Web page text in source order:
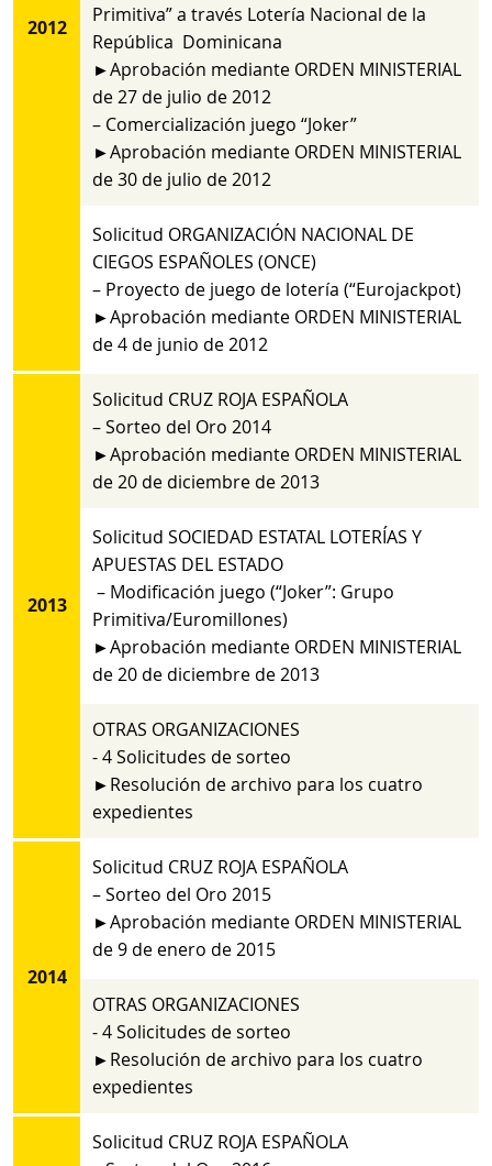
2012
Primitiva” a través Lotería Nacional de la
República Dominicana
►Aprobación mediante ORDEN MINISTERIAL
de 27 de julio de 2012
– Comercialización juego “Joker”
►Aprobación mediante ORDEN MINISTERIAL
de 30 de julio de 2012
Solicitud ORGANIZACIÓN NACIONAL DE
CIEGOS ESPAÑOLES (ONCE)
– Proyecto de juego de lotería (“Eurojackpot)
►Aprobación mediante ORDEN MINISTERIAL
de 4 de junio de 2012
2013
Solicitud CRUZ ROJA ESPAÑOLA
– Sorteo del Oro 2014
►Aprobación mediante ORDEN MINISTERIAL
de 20 de diciembre de 2013
Solicitud SOCIEDAD ESTATAL LOTERÍAS Y
APUESTAS DEL ESTADO
– Modificación juego (“Joker”: Grupo
Primitiva/Euromillones)
►Aprobación mediante ORDEN MINISTERIAL
de 20 de diciembre de 2013
OTRAS ORGANIZACIONES
- 4 Solicitudes de sorteo
►Resolución de archivo para los cuatro
expedientes
2014
Solicitud CRUZ ROJA ESPAÑOLA
– Sorteo del Oro 2015
►Aprobación mediante ORDEN MINISTERIAL
de 9 de enero de 2015
OTRAS ORGANIZACIONES
- 4 Solicitudes de sorteo
►Resolución de archivo para los cuatro
expedientes
Solicitud CRUZ ROJA ESPAÑOLA